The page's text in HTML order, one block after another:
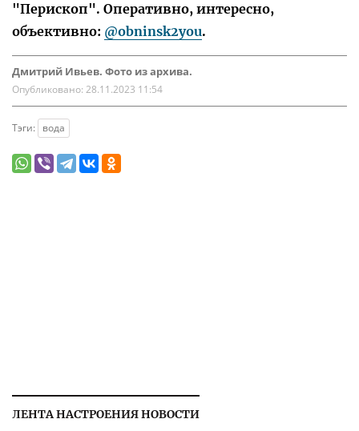
"Перископ". Оперативно, интересно,
объективно: @obninsk2you.
Дмитрий Ивьев. Фото из архива.
Опубликовано: 28.11.2023 11:54
Тэги: вода
ЛЕНТА НАСТРОЕНИЯ НОВОСТИ